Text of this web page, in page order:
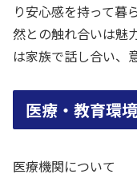
り安心感を持って暮
然との触れ合いは魅
は家族で話し合い、
医療・教育環境
医療機関について